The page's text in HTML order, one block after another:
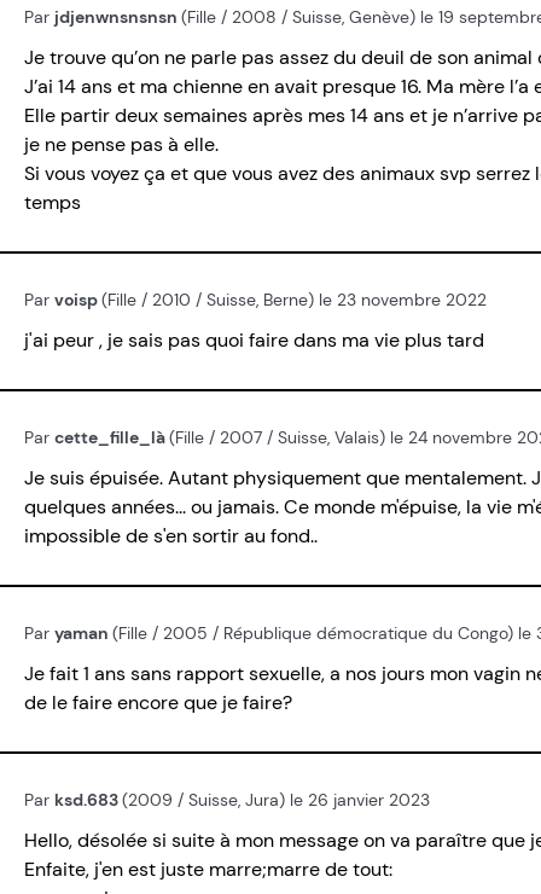
Par jdjenwnsnsnsn (Fille / 2008 / Suisse, Genève) le 19
Je trouve qu’on ne parle pas assez du deuil de son
J’ai 14 ans et ma chienne en avait presque 16. Ma mère
Elle partir deux semaines après mes 14 ans et je n’arrive
je ne pense pas à elle.
Si vous voyez ça et que vous avez des animaux svp
temps
Par voisp(Fille / 2010 / Suisse, Berne) le 23 novembre 2022
j'ai peur , je sais pas quoi faire dans ma vie plus tard
Par cette_fille_là(Fille / 2007 / Suisse, Valais) le 24 novembre
Je suis épuisée. Autant physiquement que
quelques années... ou jamais. Ce monde m'épuise, la vie
impossible de s'en sortir au fond..
Par yaman (Fille / 2005 / République démocratique du Congo) le
Je fait 1 ans sans rapport sexuelle, a nos jours mon
de le faire encore que je faire?
Par ksd.683(2009 / Suisse, Jura) le 26 janvier 2023
Hello, désolée si suite à mon message on va paraître
Enfaite, j'en est juste marre;marre de tout: